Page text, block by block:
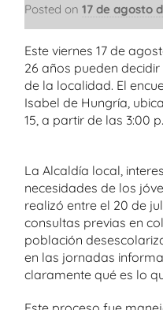
Posted on 17 de agosto
Este viernes 17 de
26 años pueden
de la localidad. El
Isabel de Hungría,
15, a partir de las 3:00
La Alcaldía local,
necesidades de los
realizó entre el 20 de
consultas previas en
población
en las jornadas
claramente qué es lo